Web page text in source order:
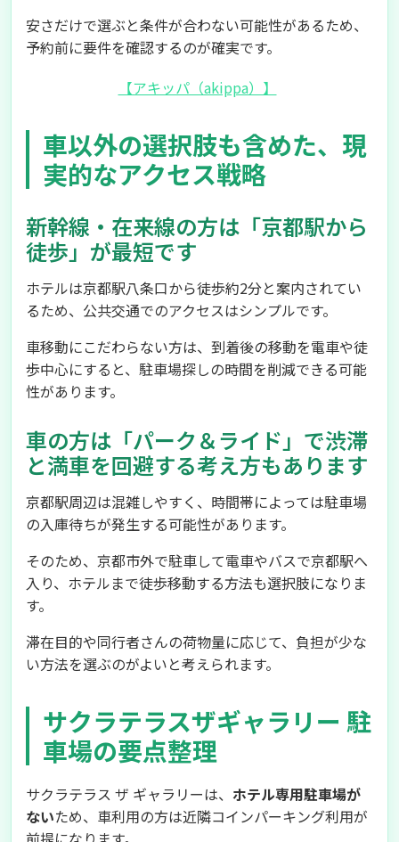
安さだけで選ぶと条件が合わない可能性があるため、
予約前に要件を確認するのが確実です。
【アキッパ（akippa）】
車以外の選択肢も含めた、現
実的なアクセス戦略
新幹線・在来線の方は「京都駅から
徒歩」が最短です
ホテルは京都駅八条口から徒歩約2分と案内されてい
るため、公共交通でのアクセスはシンプルです。
車移動にこだわらない方は、到着後の移動を電車や徒
歩中心にすると、駐車場探しの時間を削減できる可能
性があります。
車の方は「パーク＆ライド」で渋滞
と満車を回避する考え方もあります
京都駅周辺は混雑しやすく、時間帯によっては駐車場
の入庫待ちが発生する可能性があります。
そのため、京都市外で駐車して電車やバスで京都駅へ
入り、ホテルまで徒歩移動する方法も選択肢になりま
す。
滞在目的や同行者さんの荷物量に応じて、負担が少な
い方法を選ぶのがよいと考えられます。
サクラテラスザギャラリー 駐
車場の要点整理
サクラテラス ザ ギャラリーは、 ホテル専用駐車場が
ないため、車利用の方は近隣コインパーキング利用が